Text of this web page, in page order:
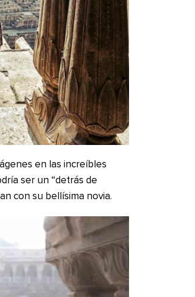
en las increíbles
ser un “detrás de
con su bellísima novia.